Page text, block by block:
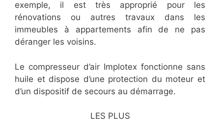
exemple, il est très approprié pour les
rénovations ou autres travaux dans les
immeubles à appartements afin de ne pas
déranger les voisins.
Le compresseur d’air Implotex fonctionne sans
huile et dispose d’une protection du moteur et
d’un dispositif de secours au démarrage.
LES PLUS